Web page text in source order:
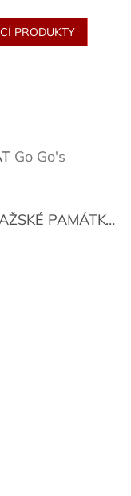
PRODUKTY
Go Go's
VYSTŘIHOVÁNKY - PRAŽSKÉ PAMÁTKY